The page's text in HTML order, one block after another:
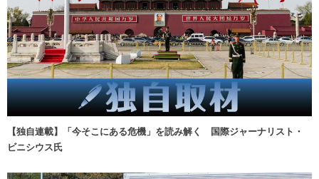
【独自連載】「今そこにある危機」を読み解く 国際ジャーナリスト・
ビニシウス氏